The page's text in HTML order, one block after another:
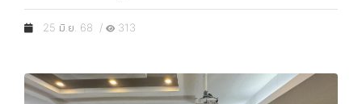
25 มิ.ย. 68 / 313